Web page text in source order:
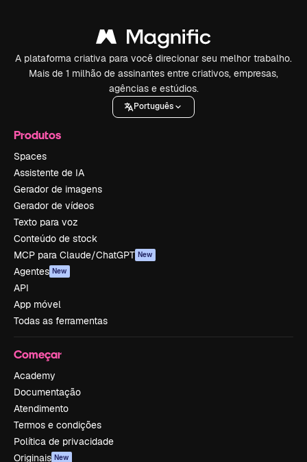
A plataforma criativa para você direcionar seu melhor trabalho.
Mais de 1 milhão de assinantes entre criativos, empresas,
agências e estúdios.
Português
Produtos
Spaces
Assistente de IA
Gerador de imagens
Gerador de vídeos
Texto para voz
Conteúdo de stock
MCP para Claude/ChatGPT New
Agentes New
API
App móvel
Todas as ferramentas
Começar
Academy
Documentação
Atendimento
Termos e condições
Política de privacidade
Originais New